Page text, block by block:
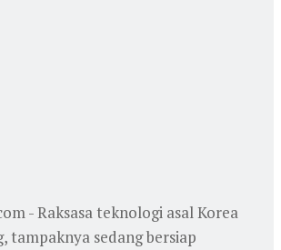
- Raksasa teknologi asal Korea
tampaknya sedang bersiap